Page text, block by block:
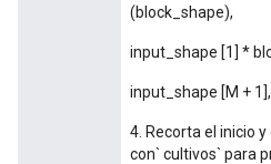
(block_shape),
input_shape [1] *
input_shape [M +
4. Recorta el inicio
con` cultivos` para